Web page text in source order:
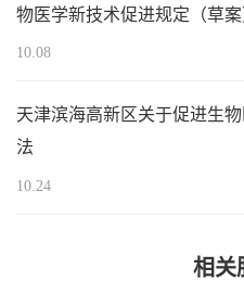
物医学新技术促进规定（草案
10.08
天津滨海高新区关于促进生
法
10.24
相关